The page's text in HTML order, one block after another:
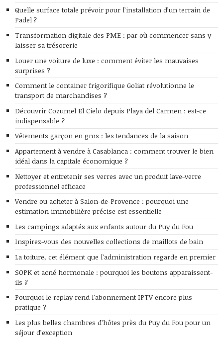
Quelle surface totale prévoir pour l’installation d’un terrain de
Padel ?
Transformation digitale des PME : par où commencer sans y
laisser sa trésorerie
Louer une voiture de luxe : comment éviter les mauvaises
surprises ?
Comment le container frigorifique Goliat révolutionne le
transport de marchandises ?
Découvrir Cozumel El Cielo depuis Playa del Carmen : est-ce
indispensable ?
Vêtements garçon en gros : les tendances de la saison
Appartement à vendre à Casablanca : comment trouver le bien
idéal dans la capitale économique ?
Nettoyer et entretenir ses verres avec un produit lave-verre
professionnel efficace
Vendre ou acheter à Salon-de-Provence : pourquoi une
estimation immobilière précise est essentielle
Les campings adaptés aux enfants autour du Puy du Fou
Inspirez-vous des nouvelles collections de maillots de bain
La toiture, cet élément que l’administration regarde en premier
SOPK et acné hormonale : pourquoi les boutons apparaissent-
ils ?
Pourquoi le replay rend l’abonnement IPTV encore plus
pratique ?
Les plus belles chambres d’hôtes près du Puy du Fou pour un
séjour d’exception